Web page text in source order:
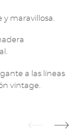
y maravillosa.
a las líneas
vintage.